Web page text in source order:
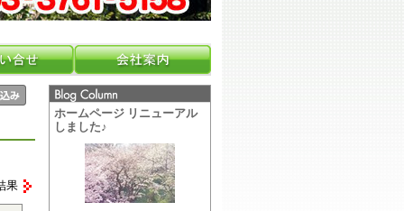
ホームページ リニューアル
しました♪
果